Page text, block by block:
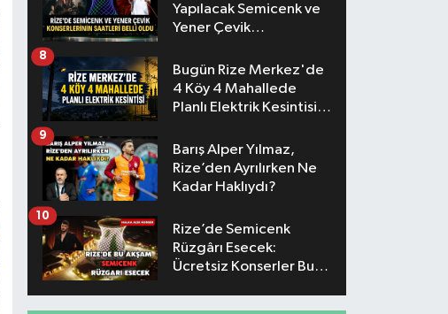
Yapılacak Semicenk ve
Yener Çevik
Belli Oldu
Bugün Rize Merkez'de
4 Köy 4 Mahallede
Planlı Elektrik Kesintisi
8
Barış Alper Yılmaz,
Rize’den Ayrılırken Ne
Kadar Haklıydı?
9
Rize’de Semicenk
Rüzgârı Esecek:
Ücretsiz Konserler Bu
10